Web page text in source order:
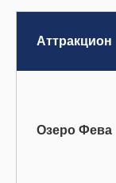
Аттракцион
Озеро Фева